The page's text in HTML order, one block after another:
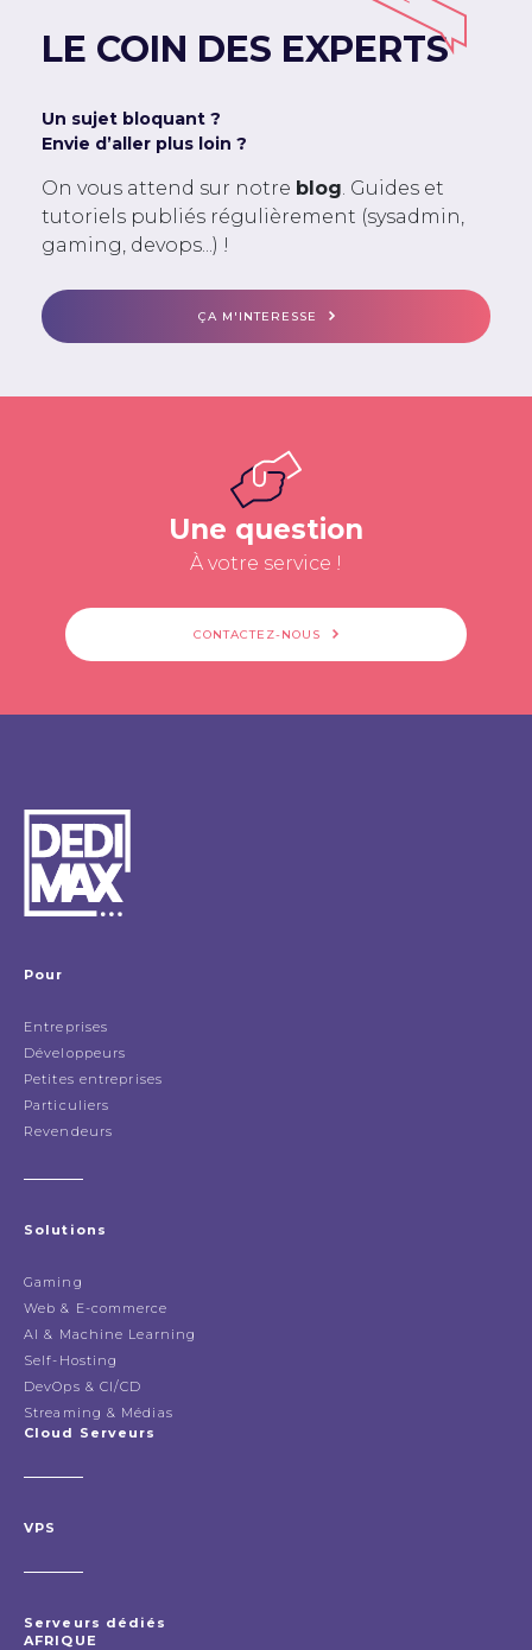
LE COIN DES EXPERTS
Un sujet bloquant ?
Envie d’aller plus loin ?
On vous attend sur notre blog . Guides et
tutoriels publiés régulièrement (sysadmin,
gaming, devops...) !
ÇA M'INTERESSE
Une question
À votre service !
CONTACTEZ-NOUS
Pour
Entreprises
Développeurs
Petites entreprises
Particuliers
Revendeurs
Solutions
Gaming
Web & E-commerce
AI & Machine Learning
Self-Hosting
DevOps & CI/CD
Streaming & Médias
Cloud Serveurs
VPS
Serveurs dédiés
AFRIQUE